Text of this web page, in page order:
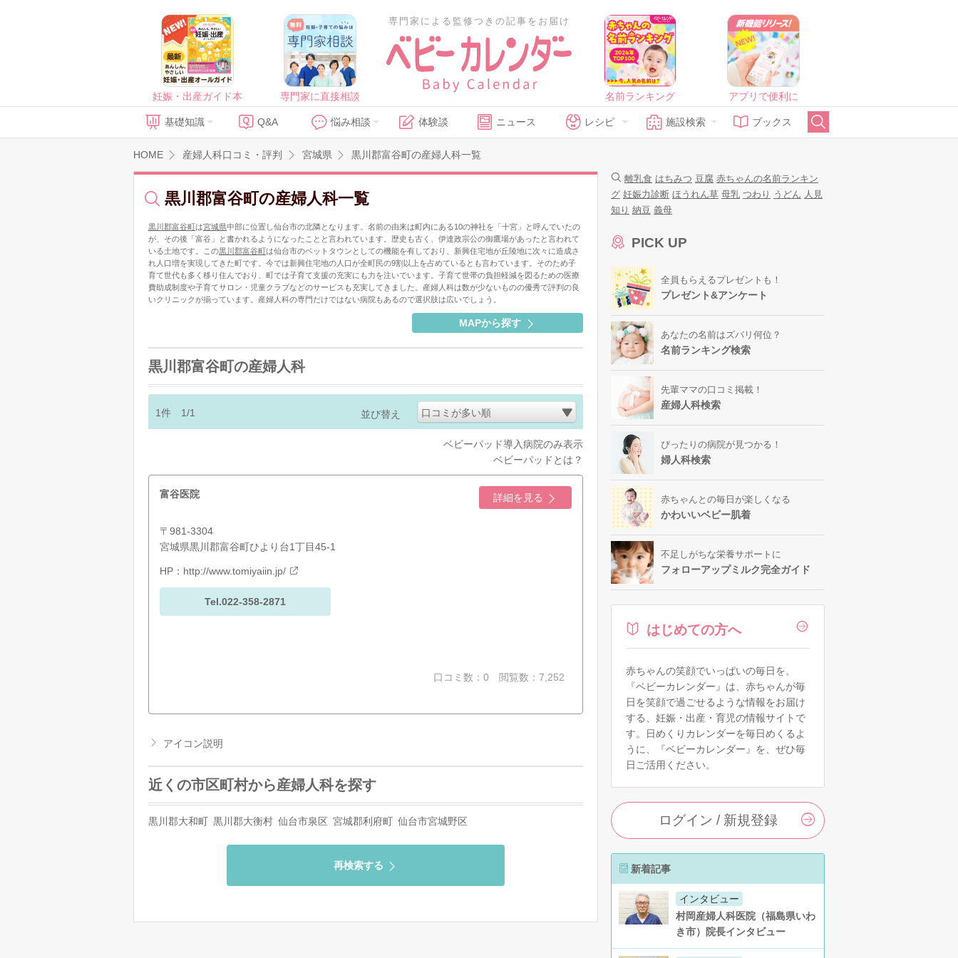
妊娠・出産ガイド本 専門家に直接相談
専門家による監修つきの記事をお届け
名前ランキング アプリで便利に
基礎知識 Q&A 悩み相談 体験談 ニュース レシピ 施設検索 ブックス
HOME 産婦人科口コミ・評判 宮城県 黒川郡富谷町の産婦人科一覧
黒川郡富谷町の産婦人科一覧
黒川郡富谷町 は宮城県中部に位置し仙台市の北隣となります。名前の由来は町内にある10の神社を「十宮」と呼んでいたの
が、その後「富谷」と書かれるようになったことと言われています。歴史も古く、伊達政宗公の御鷹場があったと言われて
いる土地です。この黒川郡富谷町 は仙台市のベットタウンとしての機能を有しており、新興住宅地が丘陵地に次々に造成さ
れ人口増を実現してきた町です。今では新興住宅地の人口が全町民の9割以上を占めているとも言わています。そのため子
育て世代も多く移り住んでおり、町では子育て支援の充実にも力を注いでいます。子育て世帯の負担軽減を図るための医療
費助成制度や子育てサロン・児童クラブなどのサービスも充実してきました。産婦人科は数が少ないものの優秀で評判の良
いクリニックが揃っています。産婦人科の専門だけではない病院もあるので選択肢は広いでしょう。
MAPから探す
黒川郡富谷町の産婦人科
1件 1/1 並び替え 口コミが多い順
ベビーパッド導入病院のみ表示
ベビーパッドとは？
詳細を見る
富谷医院
〒981-3304
宮城県黒川郡富谷町ひより台1丁目45-1
HP： http://www.tomiyaiin.jp/
Tel.022-358-2871
口コミ数：0 閲覧数：7,252
アイコン説明
近くの市区町村から産婦人科を探す
黒川郡大和町 黒川郡大衡村 仙台市泉区 宮城郡利府町 仙台市宮城野区
再検索する
離乳食 はちみつ 豆腐 赤ちゃんの名前ランキン
グ 妊娠力診断 ほうれん草 母乳 つわり うどん 人見
知り 納豆 義母
PICK UP
全員もらえるプレゼントも！
プレゼント&アンケート
あなたの名前はズバリ何位？
名前ランキング検索
先輩ママの口コミ掲載！
産婦人科検索
ぴったりの病院が見つかる！
婦人科検索
赤ちゃんとの毎日が楽しくなる
かわいいベビー肌着
不足しがちな栄養サポートに
フォローアップミルク完全ガイド
はじめての方へ
赤ちゃんの笑顔でいっぱいの毎日を。
『ベビーカレンダー』は、赤ちゃんが毎
日を笑顔で過ごせるような情報をお届け
する、妊娠・出産・育児の情報サイトで
す。日めくりカレンダーを毎日めくるよ
うに、『ベビーカレンダー』を、ぜひ毎
日ご活用ください。
ログイン / 新規登録
新着記事
インタビュー
村岡産婦人科医院（福島県いわ
き市）院長インタビュー